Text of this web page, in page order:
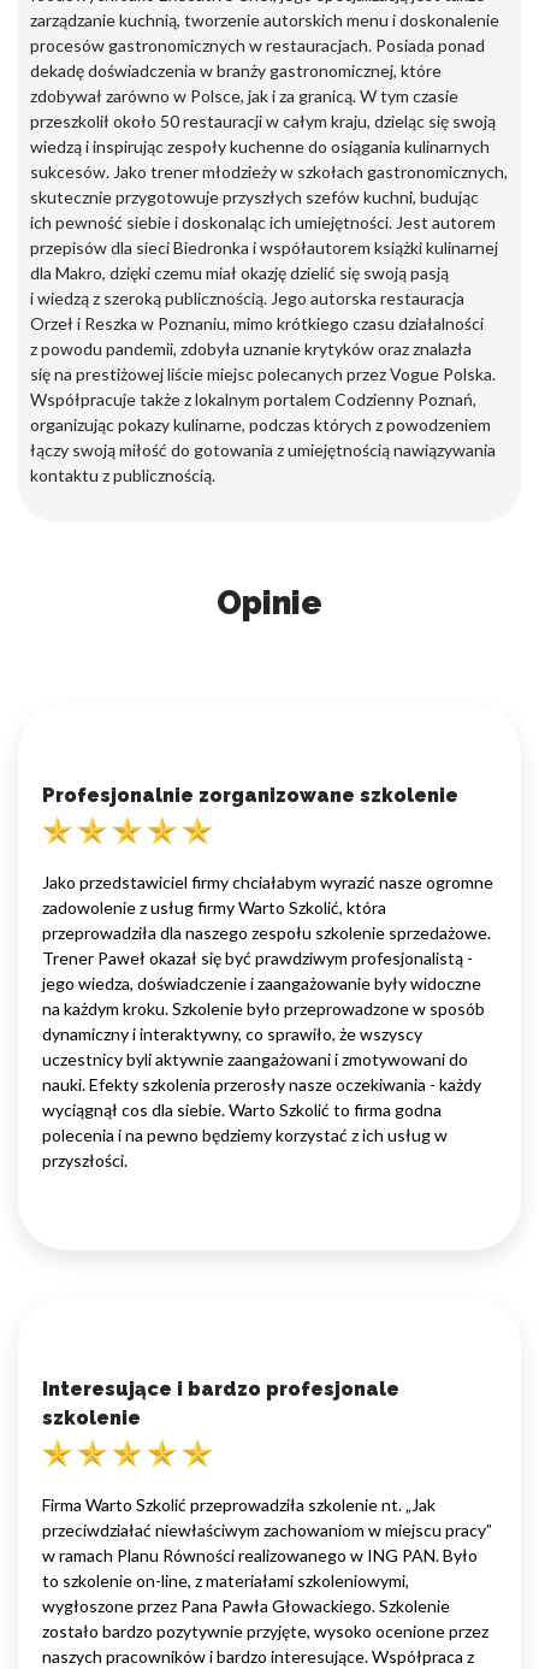
zarządzanie kuchnią, tworzenie autorskich menu i doskonalenie
procesów gastronomicznych w restauracjach. Posiada ponad
dekadę doświadczenia w branży gastronomicznej, które
zdobywał zarówno w Polsce, jak i za granicą. W tym czasie
przeszkolił około 50 restauracji w całym kraju, dzieląc się swoją
wiedzą i inspirując zespoły kuchenne do osiągania kulinarnych
sukcesów. Jako trener młodzieży w szkołach gastronomicznych,
skutecznie przygotowuje przyszłych szefów kuchni, budując
ich pewność siebie i doskonaląc ich umiejętności. Jest autorem
przepisów dla sieci Biedronka i współautorem książki kulinarnej
dla Makro, dzięki czemu miał okazję dzielić się swoją pasją
i wiedzą z szeroką publicznością. Jego autorska restauracja
Orzeł i Reszka w Poznaniu, mimo krótkiego czasu działalności
z powodu pandemii, zdobyła uznanie krytyków oraz znalazła
się na prestiżowej liście miejsc polecanych przez Vogue Polska.
Współpracuje także z lokalnym portalem Codzienny Poznań,
organizując pokazy kulinarne, podczas których z powodzeniem
łączy swoją miłość do gotowania z umiejętnością nawiązywania
kontaktu z publicznością.
Opinie
Profesjonalnie zorganizowane szkolenie
Jako przedstawiciel firmy chciałabym wyrazić nasze ogromne
zadowolenie z usług firmy Warto Szkolić, która
przeprowadziła dla naszego zespołu szkolenie sprzedażowe.
Trener Paweł okazał się być prawdziwym profesjonalistą -
jego wiedza, doświadczenie i zaangażowanie były widoczne
na każdym kroku. Szkolenie było przeprowadzone w sposób
dynamiczny i interaktywny, co sprawiło, że wszyscy
uczestnicy byli aktywnie zaangażowani i zmotywowani do
nauki. Efekty szkolenia przerosły nasze oczekiwania - każdy
wyciągnął cos dla siebie. Warto Szkolić to firma godna
polecenia i na pewno będziemy korzystać z ich usług w
przyszłości.
Interesujące i bardzo profesjonale
szkolenie
Firma Warto Szkolić przeprowadziła szkolenie nt. „Jak
przeciwdziałać niewłaściwym zachowaniom w miejscu pracy”
w ramach Planu Równości realizowanego w ING PAN. Było
to szkolenie on-line, z materiałami szkoleniowymi,
wygłoszone przez Pana Pawła Głowackiego. Szkolenie
zostało bardzo pozytywnie przyjęte, wysoko ocenione przez
naszych pracowników i bardzo interesujące. Współpraca z